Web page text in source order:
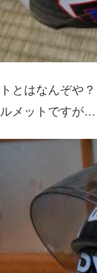
とはなんぞや
メットですが…